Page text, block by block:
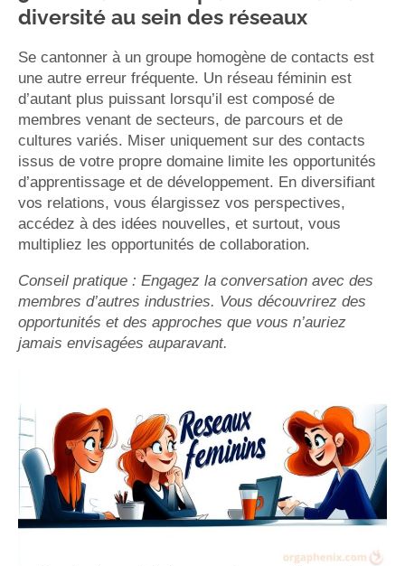
diversité au sein des réseaux
Se cantonner à un groupe homogène de contacts est
une autre erreur fréquente. Un réseau féminin est
d’autant plus puissant lorsqu’il est composé de
membres venant de secteurs, de parcours et de
cultures variés. Miser uniquement sur des contacts
issus de votre propre domaine limite les opportunités
d’apprentissage et de développement. En diversifiant
vos relations, vous élargissez vos perspectives,
accédez à des idées nouvelles, et surtout, vous
multipliez les opportunités de collaboration.
Conseil pratique : Engagez la conversation avec des
membres d’autres industries. Vous découvrirez des
opportunités et des approches que vous n’auriez
jamais envisagées auparavant.